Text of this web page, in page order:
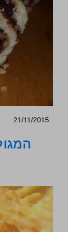
21/11/2015